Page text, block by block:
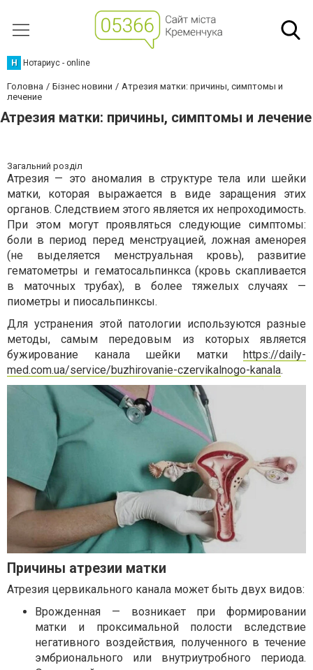
Н Нотариус - online
Головна Бізнес новини
Атрезия матки: причины, симптомы и
лечение
Атрезия матки: причины, симптомы и лечение
Загальний розділ
Атрезия — это аномалия в структуре тела или шейки
матки, которая выражается в виде заращения этих
органов. Следствием этого является их непроходимость.
При этом могут проявляться следующие симптомы:
боли в период перед менструацией, ложная аменорея
(не выделяется менструальная кровь), развитие
гематометры и гематосальпинкса (кровь скапливается
в маточных трубах), в более тяжелых случаях —
пиометры и пиосальпинксы.
Для устранения этой патологии используются разные
методы, самым передовым из которых является
бужирование канала шейки матки https://daily-
med.com.ua/service/buzhirovanie-czervikalnogo-kanala.
Причины атрезии матки
Атрезия цервикального канала может быть двух видов:
Врожденная — возникает при формировании
матки и проксимальной полости вследствие
негативного воздействия, полученного в течение
эмбрионального или внутриутробного периода.